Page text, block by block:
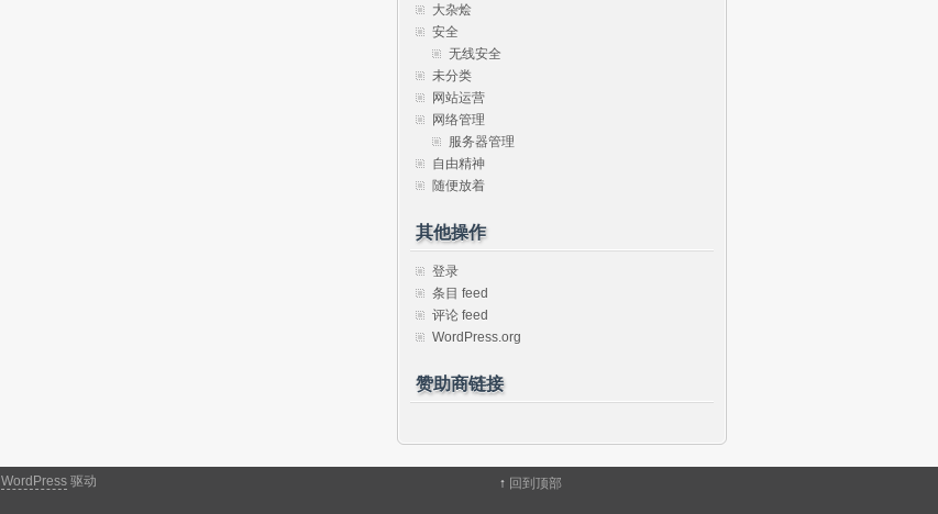
大杂烩
安全
无线安全
未分类
网站运营
网络管理
服务器管理
自由精神
随便放着
其他操作
登录
条目 feed
评论 feed
WordPress.org
赞助商链接
WordPress 驱动 ↑ 回到顶部